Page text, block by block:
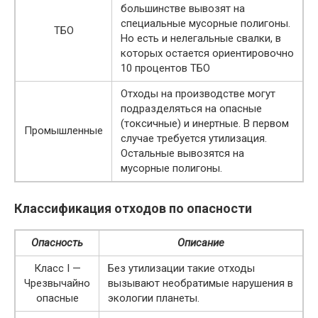
ТБО
большинстве вывозят на
специальные мусорные полигоны.
Но есть и нелегальные свалки, в
которых остается ориентировочно
10 процентов ТБО
Промышленные
Отходы на производстве могут
подразделяться на опасные
(токсичные) и инертные. В первом
случае требуется утилизация.
Остальные вывозятся на
мусорные полигоны.
Классификация отходов по опасности
Опасность
Описание
Класс I —
Чрезвычайно
опасные
Без утилизации такие отходы
вызывают необратимые нарушения в
экологии планеты.